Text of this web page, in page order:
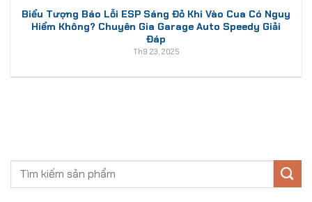
Biểu Tượng Báo Lỗi ESP Sáng Đỏ Khi Vào Cua Có Nguy
Hiểm Không? Chuyên Gia Garage Auto Speedy Giải
Đáp
Th9 23, 2025